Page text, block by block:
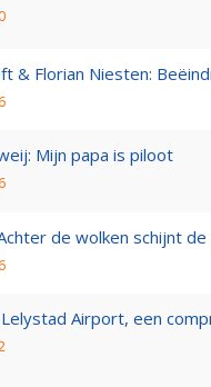
& Florian Niesten:
Mijn papa is piloot
de wolken schijnt de
Airport, een